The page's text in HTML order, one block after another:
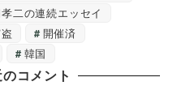
二の連続エッセイ
開催済
韓国
コメント